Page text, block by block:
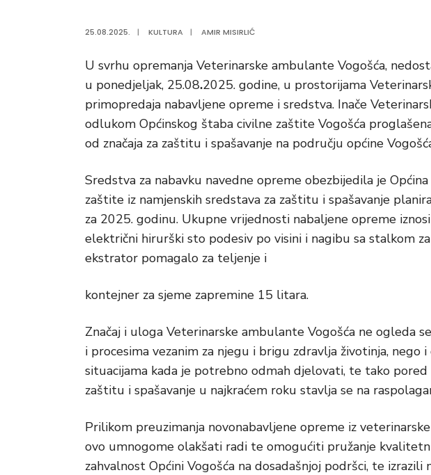
25.08.2025. | KULTURA | AMIR MISIRLIĆ
U svrhu opremanja Veterinarske ambulante Vogošća,
u ponedjeljak, 25.08.2025. godine, u prostorijama
primopredaja nabavljene opreme i sredstva. Inače
odlukom Općinskog štaba civilne zaštite Vogošća
od značaja za zaštitu i spašavanje na području općine
Sredstva za nabavku navedne opreme obezbijedila je
zaštite iz namjenskih sredstava za zaštitu i spašavanje
za 2025. godinu. Ukupne vrijednosti nabaljene opreme
električni hirurški sto podesiv po visini i nagibu sa stalkom
ekstrator pomagalo za teljenje i
kontejner za sjeme zapremine 15 litara.
Značaj i uloga Veterinarske ambulante Vogošća ne ogleda
i procesima vezanim za njegu i brigu zdravlja životinja, nego
situacijama kada je potrebno odmah djelovati, te tako pored
zaštitu i spašavanje u najkraćem roku stavlja se na
Prilikom preuzimanja novonabavljene opreme iz
ovo umnogome olakšati radi te omogućiti pružanje
zahvalnost Općini Vogošća na dosadašnjoj podršci, te izrazili